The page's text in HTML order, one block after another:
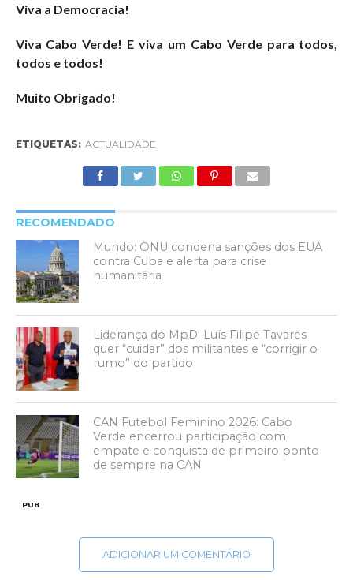
Viva a Democracia!
Viva Cabo Verde! E viva um Cabo Verde para todos,
todos e todos!
Muito Obrigado!
ETIQUETAS: ACTUALIDADE
RECOMENDADO
Mundo: ONU condena sanções dos EUA
contra Cuba e alerta para crise
humanitária
Liderança do MpD: Luís Filipe Tavares
quer “cuidar” dos militantes e “corrigir o
rumo” do partido
CAN Futebol Feminino 2026: Cabo
Verde encerrou participação com
empate e conquista de primeiro ponto
de sempre na CAN
PUB
ADICIONAR UM COMENTÁRIO